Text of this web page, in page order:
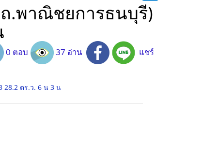
.พาณิชยการธนบุรี)
0 ตอบ 37 อ่าน แชร์
28.2 ตร.ว. 6 น 3 น